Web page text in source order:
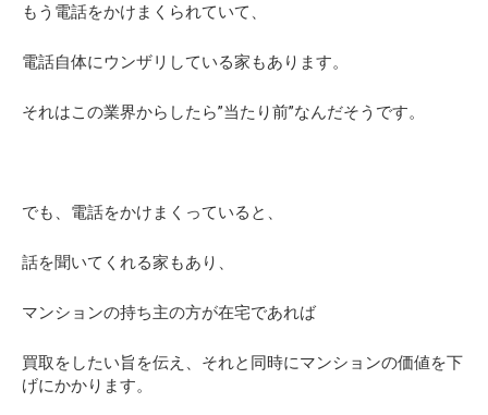
もう電話をかけまくられていて、
電話自体にウンザリしている家もあります。
それはこの業界からしたら”当たり前”なんだそうです。
でも、電話をかけまくっていると、
話を聞いてくれる家もあり、
マンションの持ち主の方が在宅であれば
買取をしたい旨を伝え、それと同時にマンションの価値を下
げにかかります。